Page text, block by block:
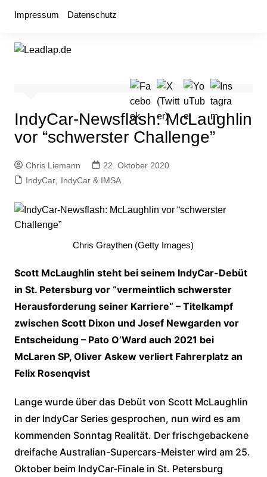
Impressum Datenschutz
IndyCar-Newsflash: McLaughlin
vor “schwerster Challenge”
Chris Liemann
22. Oktober 2020
IndyCar, IndyCar & IMSA
Chris Graythen (Getty Images)
Scott McLaughlin steht bei seinem IndyCar-Debüt
in St. Petersburg vor “vermeintlich schwerster
Herausforderung seiner Karriere“ – Titelkampf
zwischen Scott Dixon und Josef Newgarden vor
Entscheidung – Pato O’Ward auch 2021 bei
McLaren SP, Oliver Askew verliert Fahrerplatz an
Felix Rosenqvist
Lange wurde über das Debüt von Scott McLaughlin
in der IndyCar Series gesprochen, nun wird es am
kommenden Sonntag Realität. Der frischgebackene
dreifache Australian-Supercars-Meister wird am 25.
Oktober beim IndyCar-Finale in St. Petersburg